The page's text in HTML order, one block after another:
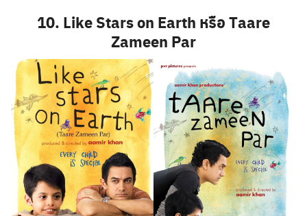
10. Like Stars on Earth หรือ Taare
Zameen Par